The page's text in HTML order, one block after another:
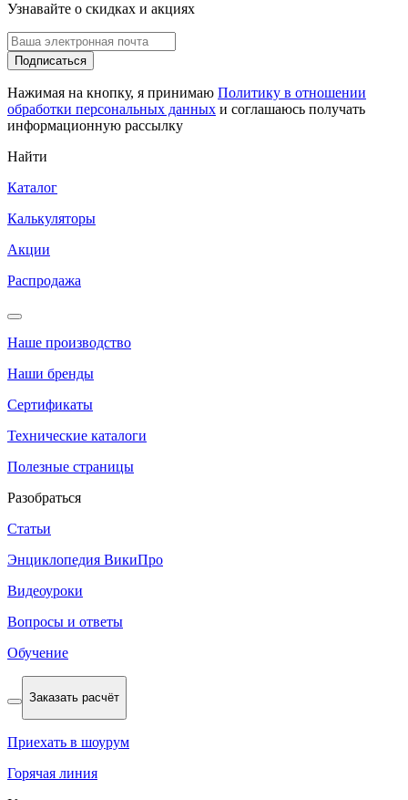
Узнавайте о скидках и акциях
Подписаться
Нажимая на кнопку, я принимаю Политику в отношении
обработки персональных данных и соглашаюсь получать
информационную рассылку
Найти
Каталог
Калькуляторы
Акции
Распродажа
Наше производство
Наши бренды
Сертификаты
Технические каталоги
Полезные страницы
Разобраться
Статьи
Энциклопедия ВикиПро
Видеоуроки
Вопросы и ответы
Обучение
Заказать расчёт
Приехать в шоурум
Горячая линия